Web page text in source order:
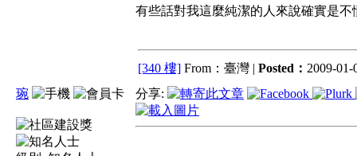
有些話對我這麼純潔的人來說確實是不
[340 樓] From：臺灣 | Posted： 2009-01-
琬
分享: